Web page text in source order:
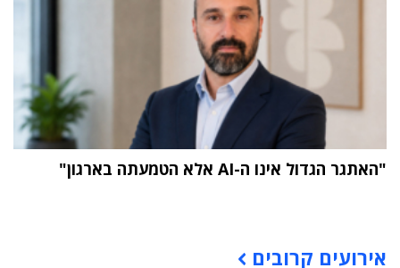
"האתגר הגדול אינו ה-AI אלא הטמעתה בארגון"
אירועים קרובים